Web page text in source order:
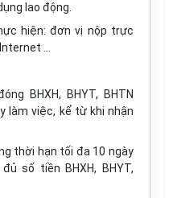
lao động.
hiện: đơn vị nộp trực
…
BHXH, BHYT, BHTN
làm việc, kể từ khi nhận
thời hạn tối đa 10 ngày
số tiền BHXH, BHYT,